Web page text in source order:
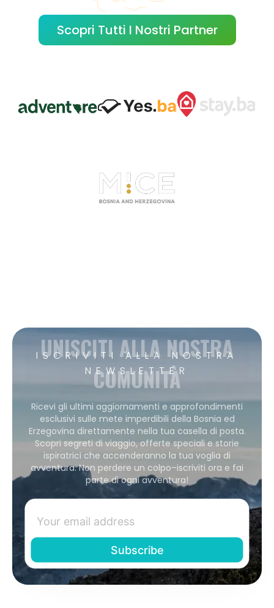
Scopri Tutti I Nostri Partner
ISCRIVITI ALLA NOSTRA
NEWSLETTER
UNISCITI ALLA NOSTRA
COMUNITÀ
Ricevi gli ultimi aggiornamenti e approfondimenti
esclusivi sulle mete imperdibili della Bosnia ed
Erzegovina direttamente nella tua casella di posta.
Scopri segreti di viaggio, offerte speciali e storie
ispiratrici che accenderanno la tua voglia di
avventura. Non perdere un colpo–iscriviti ora e fai
parte di ogni avventura!